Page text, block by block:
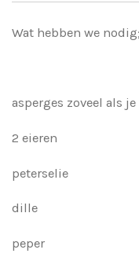
Wat hebben we nodig;
asperges zoveel als
2 eieren
peterselie
dille
peper